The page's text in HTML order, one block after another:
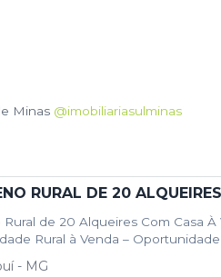
Minas @imobiliariasulminas
Rural de 20 Alqueires Com Casa
Rural à Venda –
- MG